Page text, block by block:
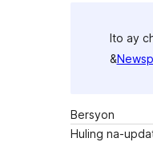
Ito ay
&
Bersyon
Huling na-